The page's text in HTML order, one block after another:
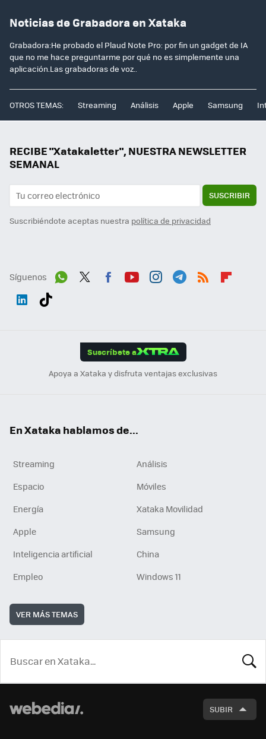
Noticias de Grabadora en Xataka
Grabadora:He probado el Plaud Note Pro: por fin un gadget de IA
que no me hace preguntarme por qué no es simplemente una
aplicación.Las grabadoras de voz..
OTROS TEMAS: Streaming Análisis Apple Samsung
RECIBE "Xatakaletter", NUESTRA NEWSLETTER
SEMANAL
SUSCRIBIR
Suscribiéndote aceptas nuestra política de privacidad
Síguenos
Suscríbete a
Apoya a Xataka y disfruta ventajas exclusivas
En Xataka hablamos de...
Streaming
Análisis
Espacio
Móviles
Energía
Xataka Movilidad
Apple
Samsung
Inteligencia artificial
China
Empleo
Windows 11
VER MÁS TEMAS
SUBIR